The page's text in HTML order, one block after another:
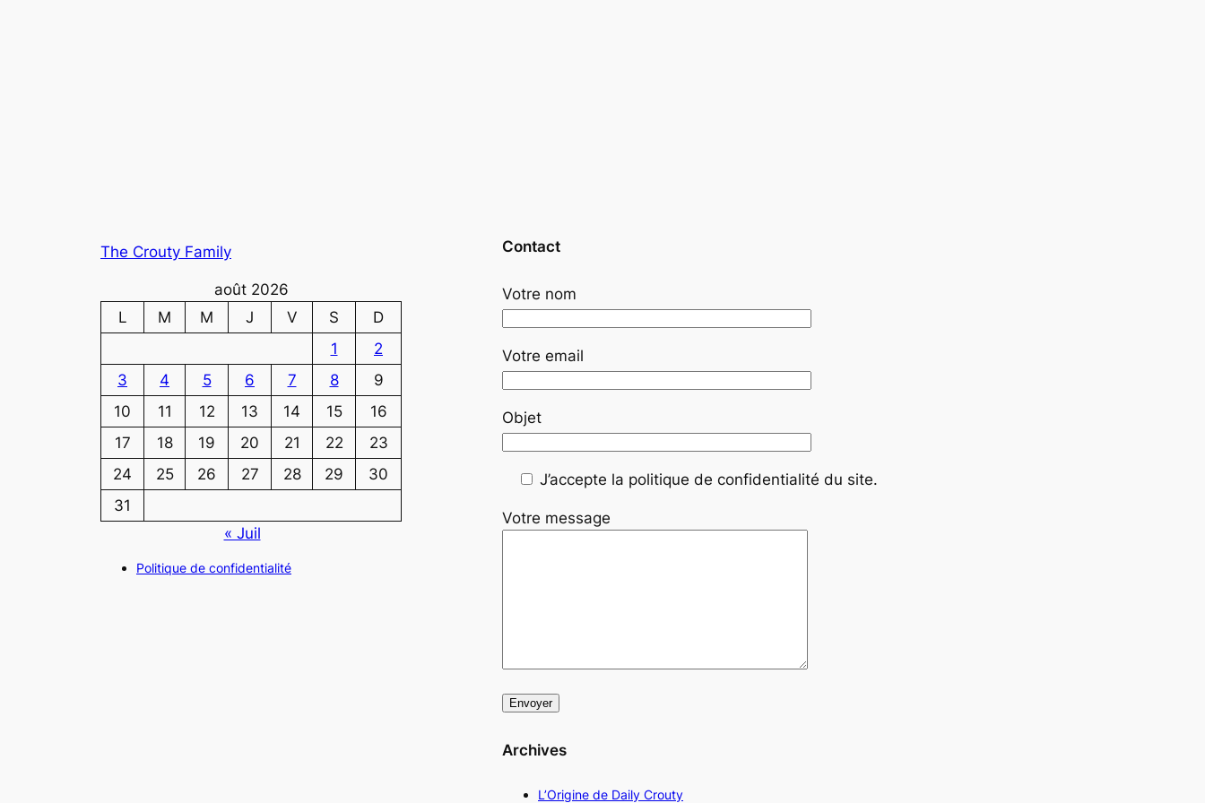
The Crouty Family
août 2026
L
M M J V S
D
1
2
3
4 5 6 7 8
9
10
11 12 13 14 15
16
17
18 19 20 21 22
23
24
25 26 27 28 29
30
31
« Juil
Politique de confidentialité
Contact
Votre nom
Votre email
Objet
J’accepte la politique de confidentialité du site.
Votre message
Archives
L’Origine de Daily Crouty